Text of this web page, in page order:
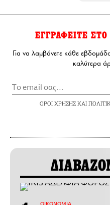
ΕΓΓΡΑΦΕΙΤΕ ΣΤΟ
Για να λαμβάνετε κάθε
καλύτερα
ΟΡΟΙ ΧΡΗΣΗΣΚΑΙ